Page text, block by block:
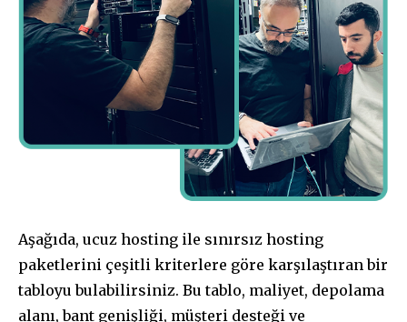
Aşağıda, ucuz hosting ile sınırsız hosting
paketlerini çeşitli kriterlere göre karşılaştıran bir
tabloyu bulabilirsiniz. Bu tablo, maliyet, depolama
alanı, bant genişliği, müşteri desteği ve